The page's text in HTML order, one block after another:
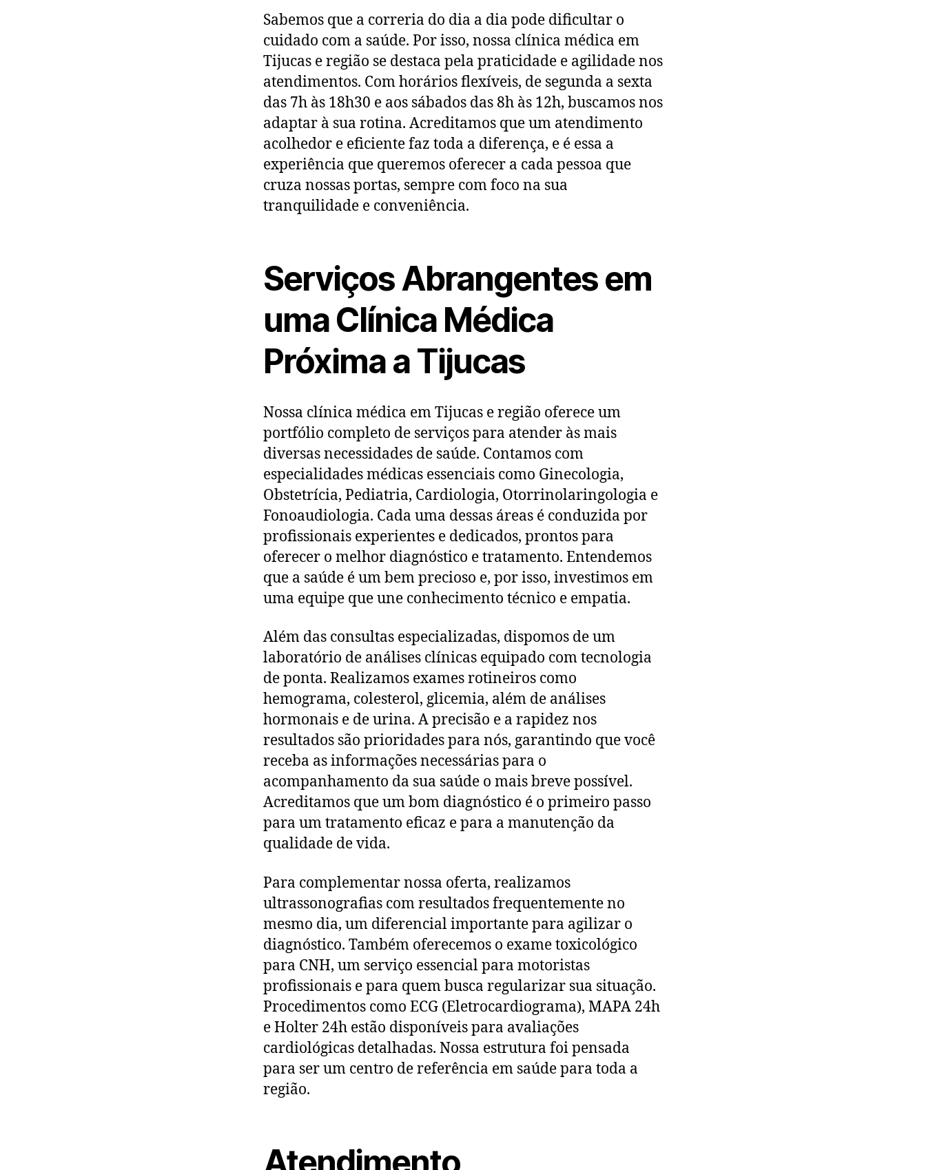
Sabemos que a correria do dia a dia pode dificultar o
cuidado com a saúde. Por isso, nossa clínica médica em
Tijucas e região se destaca pela praticidade e agilidade nos
atendimentos. Com horários flexíveis, de segunda a sexta
das 7h às 18h30 e aos sábados das 8h às 12h, buscamos nos
adaptar à sua rotina. Acreditamos que um atendimento
acolhedor e eficiente faz toda a diferença, e é essa a
experiência que queremos oferecer a cada pessoa que
cruza nossas portas, sempre com foco na sua
tranquilidade e conveniência.
Serviços Abrangentes em
uma Clínica Médica
Próxima a Tijucas
Nossa clínica médica em Tijucas e região oferece um
portfólio completo de serviços para atender às mais
diversas necessidades de saúde. Contamos com
especialidades médicas essenciais como Ginecologia,
Obstetrícia, Pediatria, Cardiologia, Otorrinolaringologia e
Fonoaudiologia. Cada uma dessas áreas é conduzida por
profissionais experientes e dedicados, prontos para
oferecer o melhor diagnóstico e tratamento. Entendemos
que a saúde é um bem precioso e, por isso, investimos em
uma equipe que une conhecimento técnico e empatia.
Além das consultas especializadas, dispomos de um
laboratório de análises clínicas equipado com tecnologia
de ponta. Realizamos exames rotineiros como
hemograma, colesterol, glicemia, além de análises
hormonais e de urina. A precisão e a rapidez nos
resultados são prioridades para nós, garantindo que você
receba as informações necessárias para o
acompanhamento da sua saúde o mais breve possível.
Acreditamos que um bom diagnóstico é o primeiro passo
para um tratamento eficaz e para a manutenção da
qualidade de vida.
Para complementar nossa oferta, realizamos
ultrassonografias com resultados frequentemente no
mesmo dia, um diferencial importante para agilizar o
diagnóstico. Também oferecemos o exame toxicológico
para CNH, um serviço essencial para motoristas
profissionais e para quem busca regularizar sua situação.
Procedimentos como ECG (Eletrocardiograma), MAPA 24h
e Holter 24h estão disponíveis para avaliações
cardiológicas detalhadas. Nossa estrutura foi pensada
para ser um centro de referência em saúde para toda a
região.
Atendimento